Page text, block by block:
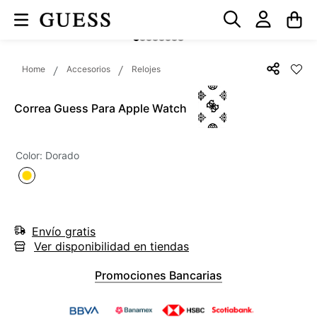
Accesorios Relojes
Correa Guess Para Apple Watch
Color: Dorado
Envío gratis
Ver disponibilidad en tiendas
Promociones Bancarias